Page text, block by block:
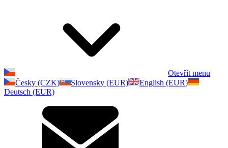
Otevřít menu
Česky (CZK)
Slovensky (EUR)
English (EUR)
Deutsch (EUR)